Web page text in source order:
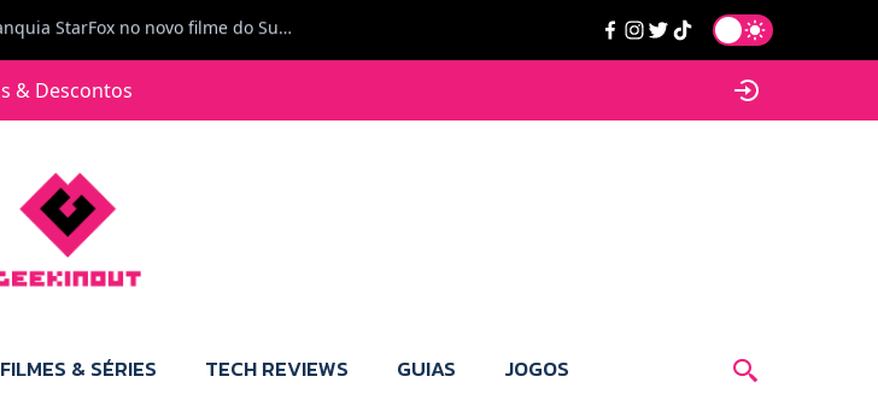
Jorge Loureiro | Fearme diz: A versão da Switch 2 tem censura... mas também não perdes muito.
para a Switch 2 :P
Jorge Loureiro | Fearme diz: Boas, obrigado pelo teu comentário. Talvez seja verdade que a Microsoft está a tentar redefinir o futuro dos jogos, mas para uma marca que já trocou de estratégia tantas vezes, é difícil acreditar em mais uma virada de direção. Basta lembrar do Kinect, da aposta no cloud gaming, ou mesmo do discurso de que os exclusivos eram "essenciais": todas essas promessas acabaram por perder força com o tempo. Além disso, há um ponto chave que estás a ignorar: as consolas Xbox. Está à vista que foram praticamente abandonadas. Quem comprou uma Xbox Series X a pensar que ia ser a máquina indispensável para jogar exclusivos, ficou a arder, porque hoje esses jogos chegam também ao PC e, cada vez mais, até à concorrência. Isso mina a identidade da marca e enfraquece a confiança dos jogadores. A PlayStation até pode estar a lançar alguns jogos na Xbox como o Helldivers 2, mas não é o catálogo inteiro. Desta forma, as consolas PS5 continuam a ter valor.
& Descontos
& SÉRIES TECH REVIEWS GUIAS JOGOS